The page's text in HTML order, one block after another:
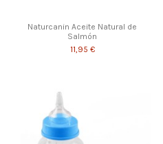
Naturcanin Aceite Natural de
Salmón
11,95 €